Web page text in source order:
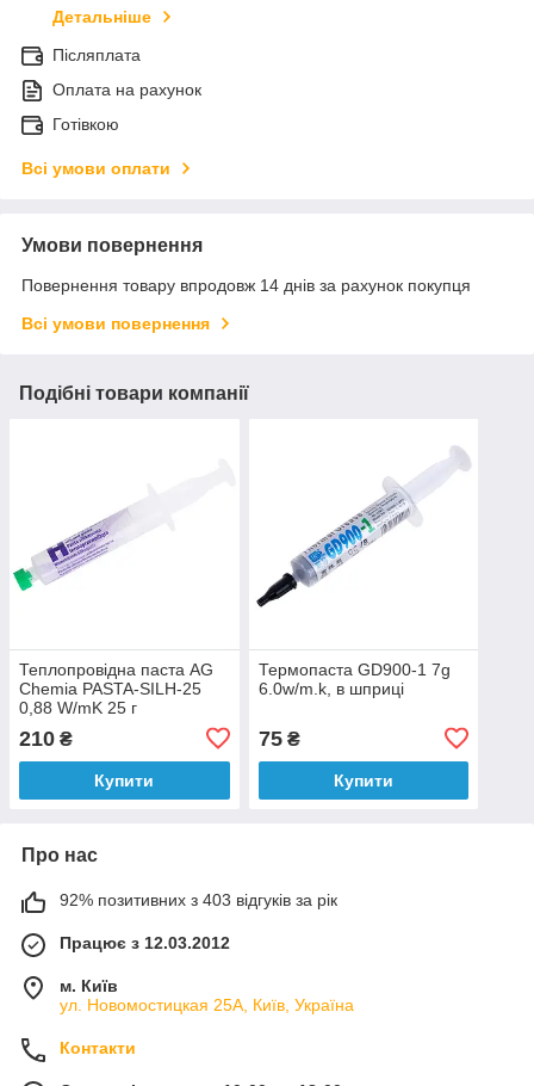
Детальніше
Післяплата
Оплата на рахунок
Готівкою
Всі умови оплати
Умови повернення
Повернення товару впродовж 14 днів за рахунок покупця
Всі умови повернення
Подібні товари компанії
Теплопровідна паста AG
Chemia PASTA-SILH-25
0,88 W/mK 25 г
210 ₴
Купити
Термопаста GD900-1 7g
6.0w/m.k, в шприці
75₴
Купити
Про нас
92% позитивних з 403 відгуків за рік
Працює з 12.03.2012
м. Київ
ул. Новомостицкая 25А, Київ, Україна
Контакти